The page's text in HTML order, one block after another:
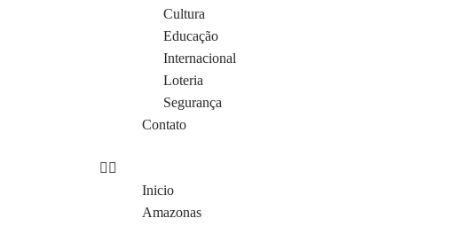
Cultura
Educação
Internacional
Loteria
Segurança
Contato
Inicio
Amazonas